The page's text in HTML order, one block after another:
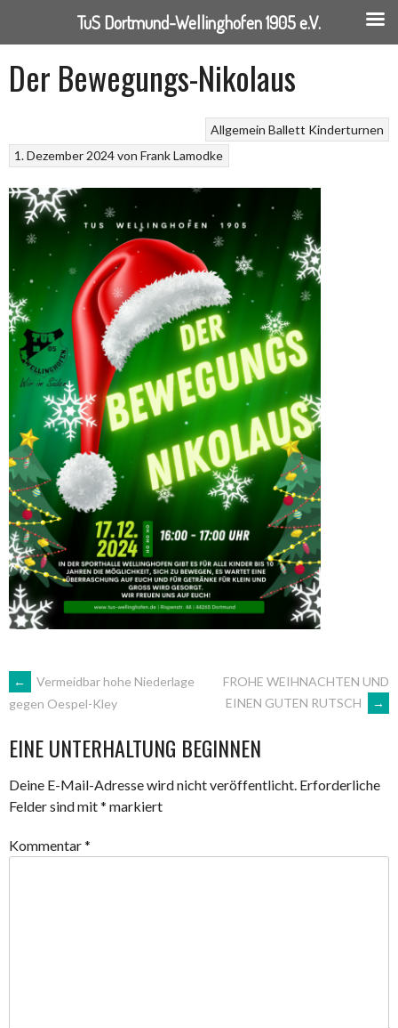
zum
Inhalt
Der Bewegungs-Nikolaus
Allgemein Ballett Kinderturnen
1. Dezember 2024vonFrank Lamodke
ARTIKEL-
NAVIGATION
←
Vermeidbar hohe Niederlage
gegen Oespel-Kley
FROHE WEIHNACHTEN UND
EINEN GUTEN RUTSCH
→
EINE UNTERHALTUNG BEGINNEN
Deine E-Mail-Adresse wird nicht veröffentlicht. Erforderliche
Felder sind mit* markiert
Kommentar*
TuS Dortmund-Wellinghofen 1905 e.V.